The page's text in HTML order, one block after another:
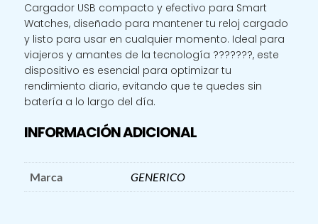
Cargador USB compacto y efectivo para Smart
Watches, diseñado para mantener tu reloj cargado
y listo para usar en cualquier momento. Ideal para
viajeros y amantes de la tecnología ???????, este
dispositivo es esencial para optimizar tu
rendimiento diario, evitando que te quedes sin
batería a lo largo del día.
INFORMACIÓN ADICIONAL
Marca GENERICO